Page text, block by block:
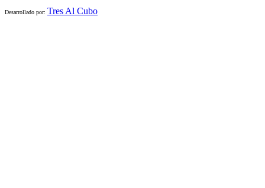
Desarrollado por: Tres Al Cubo